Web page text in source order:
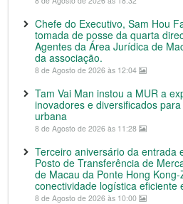
Chefe do Executivo, Sam Hou
tomada de posse da quarta
Agentes da Área Jurídica de
da associação.
8 de Agosto de 2026 às 12:04
Tam Vai Man instou a MUR a
inovadores e diversificados
urbana
8 de Agosto de 2026 às 11:28
Terceiro aniversário da entrada
Posto de Transferência de
de Macau da Ponte Hong
conectividade logística eficiente
8 de Agosto de 2026 às 10:00